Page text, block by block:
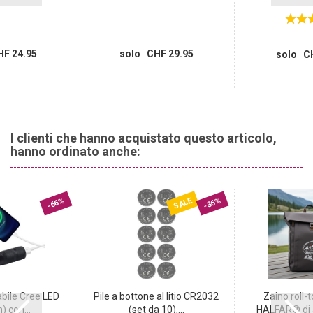
24.95 solo CHF 29.95 solo
I clienti che hanno acquistato questo articolo,
hanno ordinato anche:
-66%
Cree LED
con...
SALE -36%
Pile a bottone al litio CR2032
(set da 10),...
Zaino roll-
HALFAR®